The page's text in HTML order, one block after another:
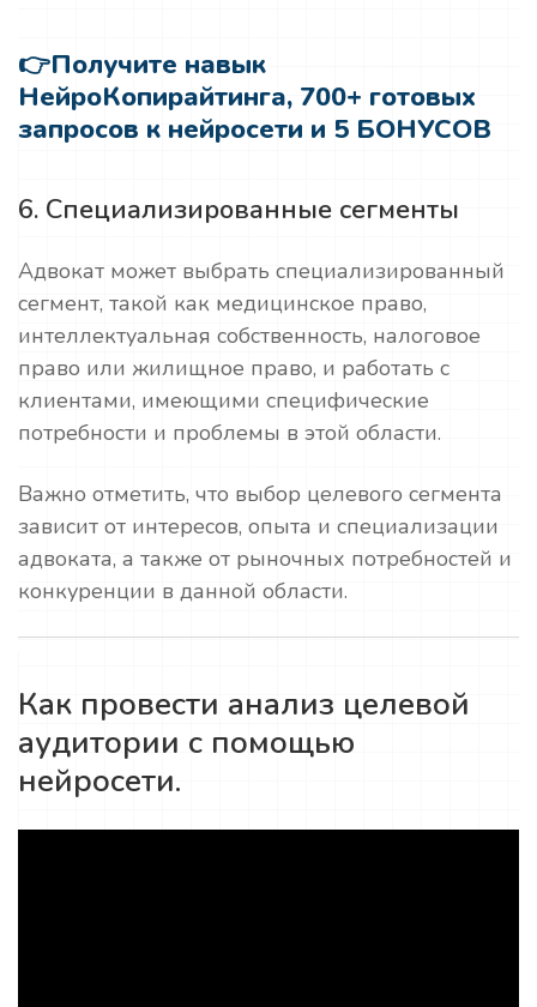
👉Получите навык
НейроКопирайтинга, 700+ готовых
запросов к нейросети и 5 БОНУСОВ
6. Специализированные сегменты
Адвокат может выбрать специализированный
сегмент, такой как медицинское право,
интеллектуальная собственность, налоговое
право или жилищное право, и работать с
клиентами, имеющими специфические
потребности и проблемы в этой области.
Важно отметить, что выбор целевого сегмента
зависит от интересов, опыта и специализации
адвоката, а также от рыночных потребностей и
конкуренции в данной области.
Как провести анализ целевой
аудитории с помощью
нейросети.